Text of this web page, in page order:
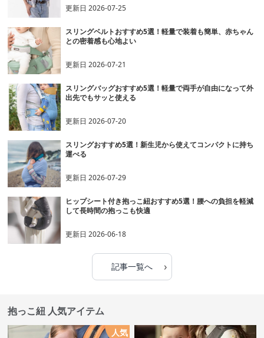
更新日2026-07-25
スリングベルトおすすめ5選！軽量で装着も簡単、赤ちゃん
との密着感も心地よい
更新日2026-07-21
スリングバッグおすすめ5選！軽量で両手が自由になって外
出先でもサッと使える
更新日2026-07-20
スリングおすすめ5選！新生児から使えてコンパクトに持ち
運べる
更新日2026-07-29
ヒップシート付き抱っこ紐おすすめ5選！腰への負担を軽減
して長時間の抱っこも快適
更新日2026-06-18
記事一覧へ ›
抱っこ紐 人気アイテム
人気